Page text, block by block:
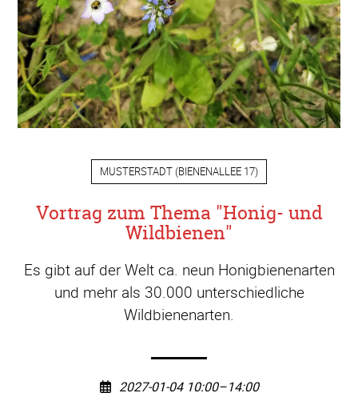
MUSTERSTADT (BIENENALLEE 17)
Vortrag zum Thema "Honig- und
Wildbienen"
Es gibt auf der Welt ca. neun Honigbienenarten
und mehr als 30.000 unterschiedliche
Wildbienenarten.
2027-01-04 10:00–14:00